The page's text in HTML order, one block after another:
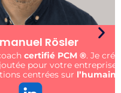
PCM ®️. Je crée
votre entreprise
surl’humain.